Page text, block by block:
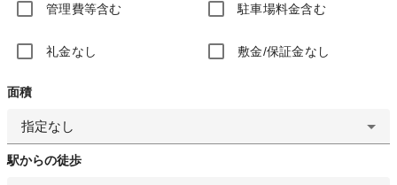
管理費等含む 駐車場料金含む
礼金なし 敷金/保証金なし
面積
指定なし
駅からの徒歩